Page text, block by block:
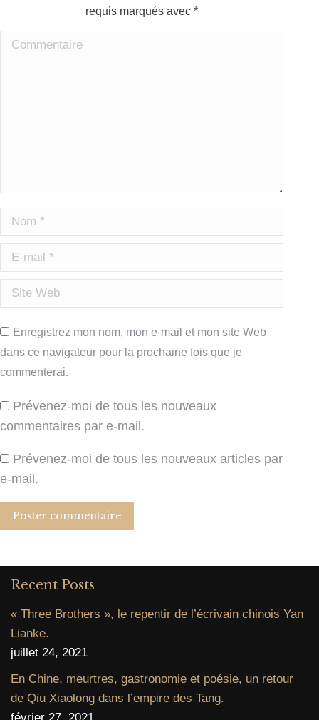
requis marqués avec *
Commentaire
Nom *
E-mail *
Site Web
Enregistrez mon nom, mon e-mail et mon site Web
dans ce navigateur pour la prochaine fois que je
commenterai.
Prévenez-moi de tous les nouveaux
commentaires par e-mail.
Prévenez-moi de tous les nouveaux articles par
e-mail.
Poster commentaire
Recent Posts
« Three Brothers », le repentir de l’écrivain chinois Yan
Lianke.
juillet 24, 2021
En Chine, meurtres, gastronomie et poésie, un retour
de Qiu Xiaolong dans l’empire des Tang.
février 27, 2021